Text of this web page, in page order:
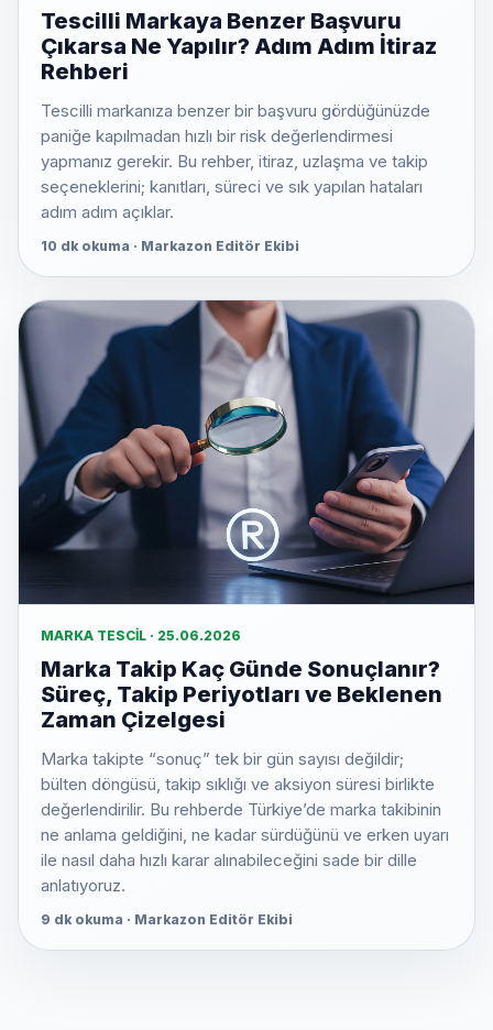
Tescilli Markaya Benzer Başvuru
Çıkarsa Ne Yapılır? Adım Adım İtiraz
Rehberi
Tescilli markanıza benzer bir başvuru gördüğünüzde
paniğe kapılmadan hızlı bir risk değerlendirmesi
yapmanız gerekir. Bu rehber, itiraz, uzlaşma ve takip
seçeneklerini; kanıtları, süreci ve sık yapılan hataları
adım adım açıklar.
10 dk okuma · Markazon Editör Ekibi
MARKA TESCIL · 25.06.2026
Marka Takip Kaç Günde Sonuçlanır?
Süreç, Takip Periyotları ve Beklenen
Zaman Çizelgesi
Marka takipte “sonuç” tek bir gün sayısı değildir;
bülten döngüsü, takip sıklığı ve aksiyon süresi birlikte
değerlendirilir. Bu rehberde Türkiye’de marka takibinin
ne anlama geldiğini, ne kadar sürdüğünü ve erken uyarı
ile nasıl daha hızlı karar alınabileceğini sade bir dille
anlatıyoruz.
9 dk okuma · Markazon Editör Ekibi